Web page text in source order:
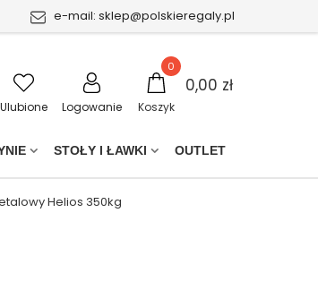
e-mail: sklep@polskieregaly.pl
Ulubione Logowanie Koszyk
0
0,00 zł
STOŁY I ŁAWKI OUTLET
Helios 350kg